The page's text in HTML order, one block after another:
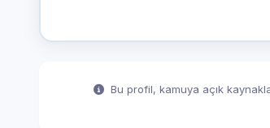
Bu profil, kamuya açık